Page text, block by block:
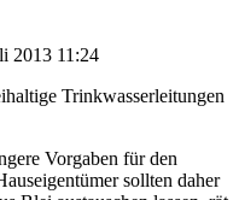
2013 11:24
Trinkwasserleitungen
Vorgaben für den
sollten daher